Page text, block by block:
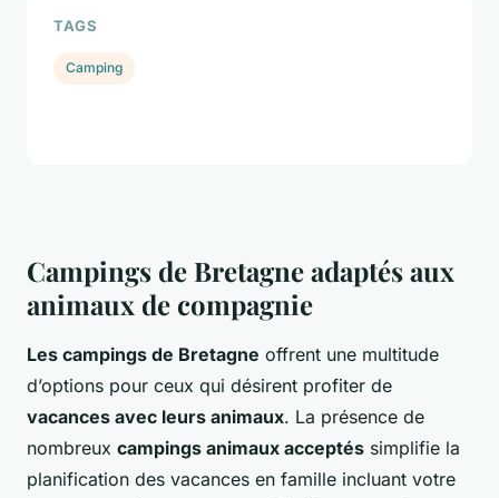
Campings de Bretagne adaptés aux
animaux de compagnie
Les campings de Bretagne offrent une multitude
d’options pour ceux qui désirent profiter de
vacances avec leurs animaux. La présence de
nombreux campings animaux acceptés simplifie la
planification des vacances en famille incluant votre
TAGS
Camping